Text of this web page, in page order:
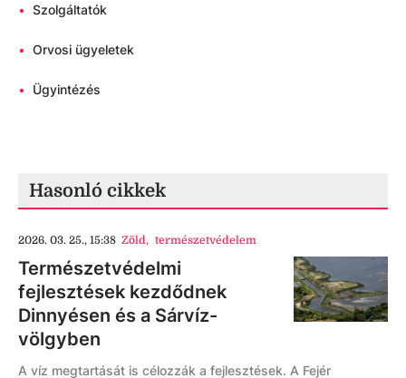
• Szolgáltatók
• Orvosi ügyeletek
• Ügyintézés
Hasonló cikkek
2026. 03. 25., 15:38 Zöld, természetvédelem
Természetvédelmi
fejlesztések kezdődnek
Dinnyésen és a Sárvíz-
völgyben
A víz megtartását is célozzák a fejlesztések. A Fejér